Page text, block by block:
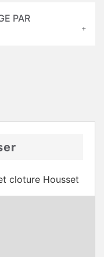
PAR
cloture Housset